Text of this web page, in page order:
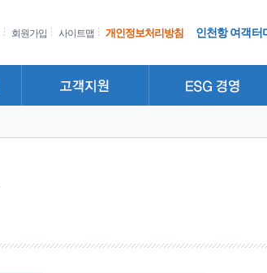
회원가입 사이트맵 개인정보처리방침 인천항 여객터